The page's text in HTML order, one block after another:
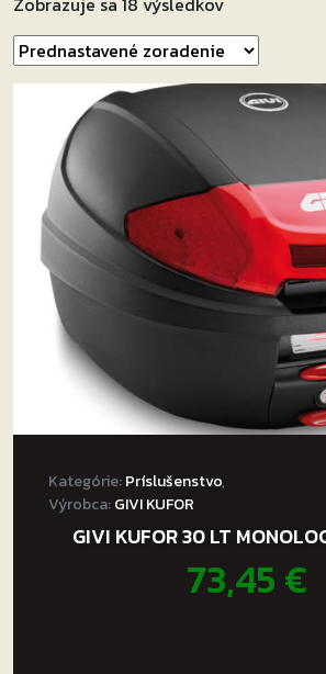
Kategórie:Príslušenstvo,
Výrobca:GIVI KUFOR
GIVI KUFOR 30 LT
73,45€